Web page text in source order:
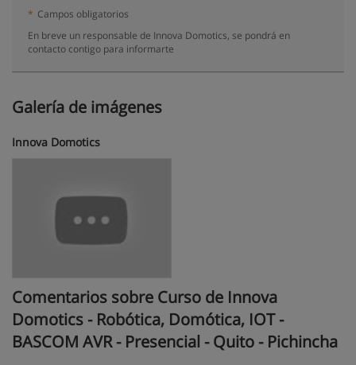
* Campos obligatorios
En breve un responsable de Innova Domotics, se pondrá en
contacto contigo para informarte
Galería de imágenes
Innova Domotics
Comentarios sobre Curso de Innova
Domotics - Robótica, Domótica, IOT -
BASCOM AVR - Presencial - Quito - Pichincha